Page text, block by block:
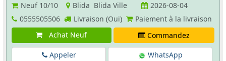
Neuf 10/10 Blida Blida Ville
2026-08-04
0555505506
Livraison (Oui)
Paiement à la livraison
Achat Neuf
Commandez
Appeler WhatsApp